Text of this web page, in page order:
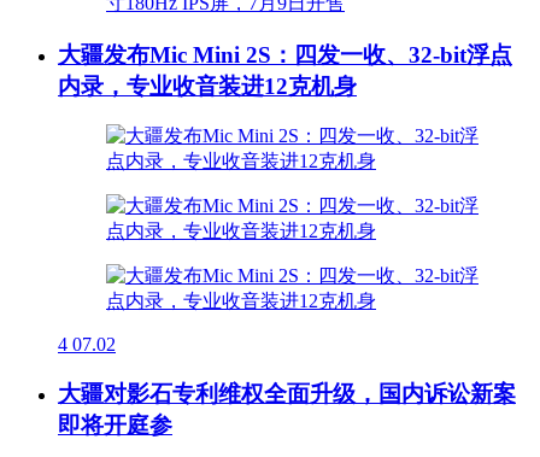
大疆发布Mic Mini 2S：四发一收、32-bit浮点
内录，专业收音装进12克机身
4 07.02
大疆对影石专利维权全面升级，国内诉讼新案
即将开庭参